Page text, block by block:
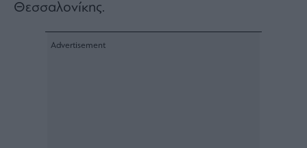
Θεσσαλονίκης.